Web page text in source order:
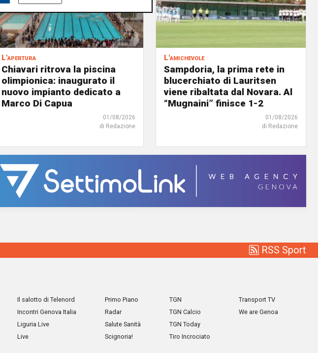
L'apertura
Chiavari ritrova la piscina
olimpionica: inaugurato il
nuovo impianto dedicato a
Marco Di Capua
01/08/2026
di Redazione
L'amichevole
Sampdoria, la prima rete in
blucerchiato di Lauritsen
viene ribaltata dal Novara. Al
“Mugnaini” finisce 1-2
01/08/2026
di Redazione
RSS Sport
Il salotto di Telenord
Incontri Genova Italia
Liguria Live
Live
Primo Piano
Radar
Salute Sanità
Scignoria!
TGN
TGN Calcio
TGN Today
Tiro Incrociato
Transport TV
We are Genoa